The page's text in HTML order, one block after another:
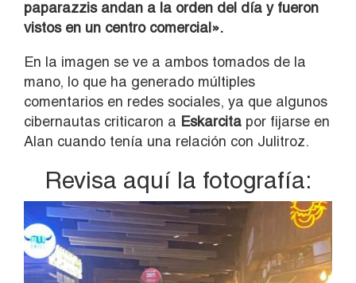
paparazzis andan a la orden del día y fueron
vistos en un centro comercial».
En la imagen se ve a ambos tomados de la
mano, lo que ha generado múltiples
comentarios en redes sociales, ya que algunos
cibernautas criticaron a Eskarcita por fijarse en
Alan cuando tenía una relación con Julitroz.
Revisa aquí la fotografía: